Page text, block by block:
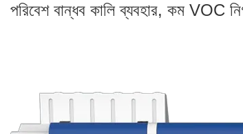
পরিবেশ বান্ধব কালি ব্যবহার, কম VOC